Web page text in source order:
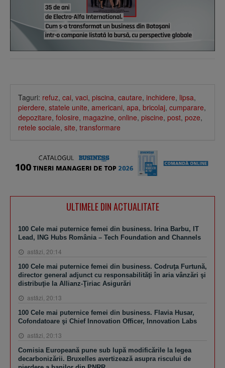
Taguri: refuz, cai, vaci, piscina, cautare, inchidere, lipsa,
pierdere, statele unite, americani, apa, bricolaj, cumparare,
depozitare, folosire, magazine, online, piscine, post, poze,
retele sociale, site, transformare
ULTIMELE DIN ACTUALITATE
100 Cele mai puternice femei din business. Irina Barbu, IT
Lead, ING Hubs România – Tech Foundation and Channels
astăzi, 20:14
100 Cele mai puternice femei din business. Codruţa Furtună,
director general adjunct cu responsabilităţi în aria vânzări şi
distribuţie la Allianz-Ţiriac Asigurări
astăzi, 20:13
100 Cele mai puternice femei din business. Flavia Husar,
Cofondatoare şi Chief Innovation Officer, Innovation Labs
astăzi, 20:13
Comisia Europeană pune sub lupă modificările la legea
decarbonizării. Bruxelles avertizează asupra riscului de